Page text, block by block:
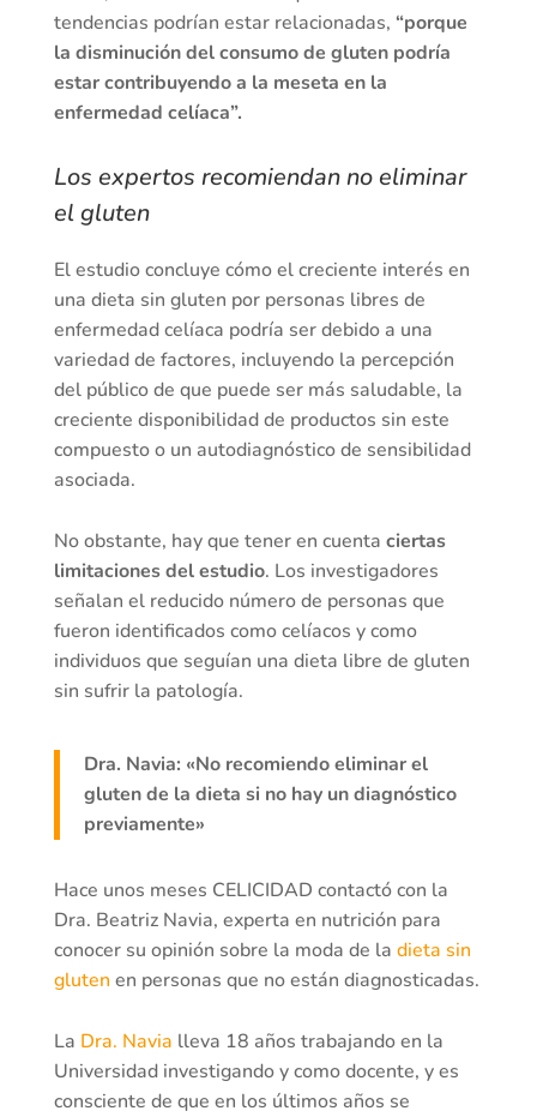
tendencias podrían estar relacionadas, “porque
la disminución del consumo de gluten podría
estar contribuyendo a la meseta en la
enfermedad celíaca”.
Los expertos recomiendan no eliminar
el gluten
El estudio concluye cómo el creciente interés en
una dieta sin gluten por personas libres de
enfermedad celíaca podría ser debido a una
variedad de factores, incluyendo la percepción
del público de que puede ser más saludable, la
creciente disponibilidad de productos sin este
compuesto o un autodiagnóstico de sensibilidad
asociada.
No obstante, hay que tener en cuenta ciertas
limitaciones del estudio. Los investigadores
señalan el reducido número de personas que
fueron identificados como celíacos y como
individuos que seguían una dieta libre de gluten
sin sufrir la patología.
Dra. Navia: «No recomiendo eliminar el
gluten de la dieta si no hay un diagnóstico
previamente»
Hace unos meses CELICIDAD contactó con la
Dra. Beatriz Navia, experta en nutrición para
conocer su opinión sobre la moda de la dieta sin
gluten en personas que no están diagnosticadas.
La Dra. Navia lleva 18 años trabajando en la
Universidad investigando y como docente, y es
consciente de que en los últimos años se